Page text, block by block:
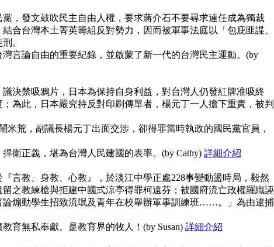
，發文鼓吹民主自由人權，要求蔣介石不要尋求連任成為獨裁
合台灣本土菁英籌組反對勢力，因而被軍事法庭以「包庇匪諜、
。
言論自由的重要紀錄，並啟蒙了新一代的台灣民主運動。(by
決禁吸鴉片，日本為保持自身利益，對台灣人仍發紅牌准吸終
為此，日本嚴究持反對印刷傳單者，楊元丁一人擔下重責，被判
米荒，副議長楊元丁出面交涉，卻得罪當時執政的國民黨官員，
衛正義，堪為台灣人民建國的表率。(by Cathy) 詳細介紹
言教、身教、心教』，於淡江中學正處228事變動盪時局，毅然
之教練槍與拒建中國式涼亭得罪柯遠芬；被國府流亡政權羅織誣
論煽動學生招致流氓及青年在校舉辦軍事訓練班……。」為由逮捕
育無私奉獻。是教育界的牧人！(by Susan) 詳細介紹